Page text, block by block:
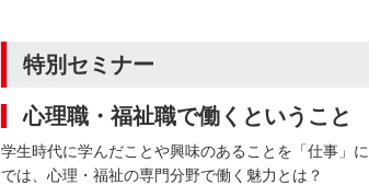
特別セミナー
心理職・福祉職で働くということ
学生時代に学んだことや興味のあることを「仕事」
では、心理・福祉の専門分野で働く魅力とは？